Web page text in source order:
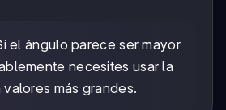
el ángulo parece ser mayor
necesites usar la
más grandes.